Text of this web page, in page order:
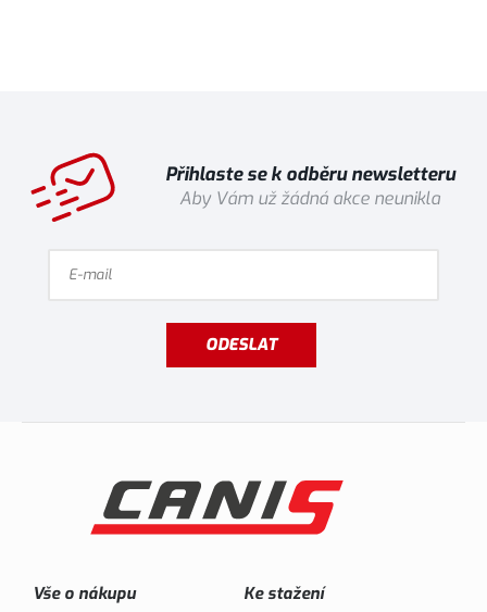
Přihlaste se k odběru newsletteru
Aby Vám už žádná akce neunikla
ODESLAT
Vše o nákupu Ke stažení